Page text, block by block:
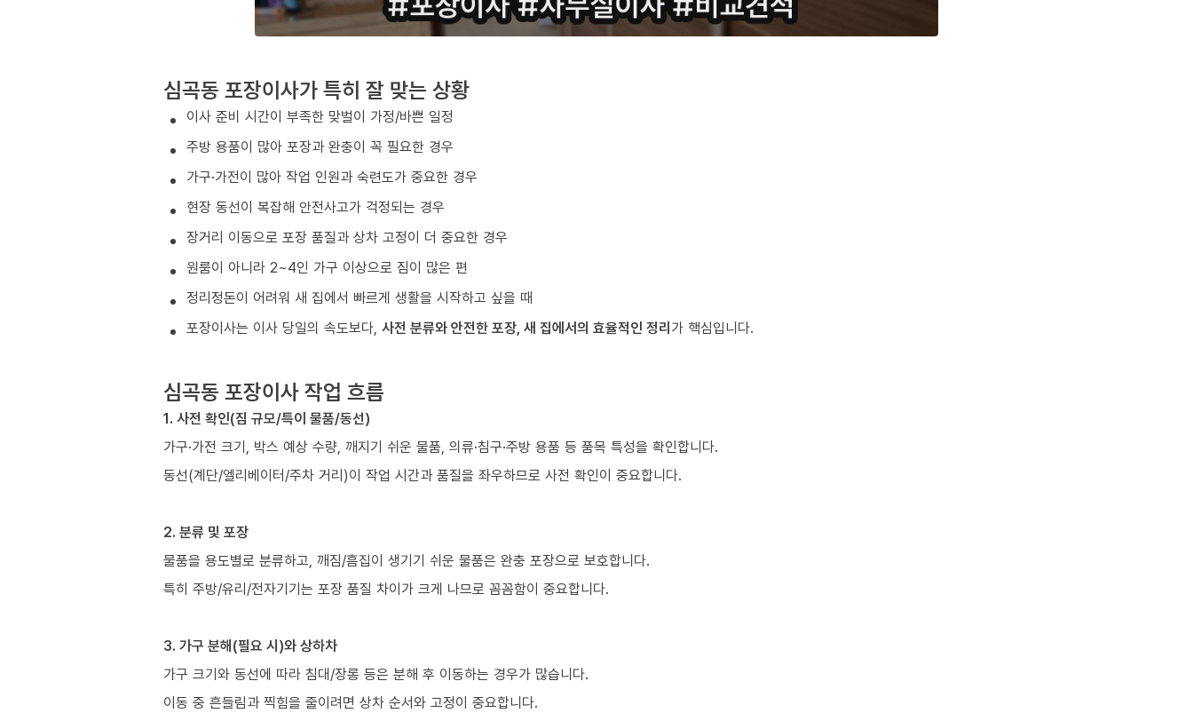
심곡동 포장이사가 특히 잘 맞는 상황
이사 준비 시간이 부족한 맞벌이 가정/바쁜 일정
주방 용품이 많아 포장과 완충이 꼭 필요한 경우
가구·가전이 많아 작업 인원과 숙련도가 중요한 경우
현장 동선이 복잡해 안전사고가 걱정되는 경우
장거리 이동으로 포장 품질과 상차 고정이 더 중요한 경우
원룸이 아니라 2~4인 가구 이상으로 짐이 많은 편
정리정돈이 어려워 새 집에서 빠르게 생활을 시작하고 싶을 때
포장이사는 이사 당일의 속도보다, 사전 분류와 안전한 포장, 새 집에서의 효율적인 정리가 핵심입니다.
심곡동 포장이사 작업 흐름
1. 사전 확인(짐 규모/특이 물품/동선)
가구·가전 크기, 박스 예상 수량, 깨지기 쉬운 물품, 의류·침구·주방 용품 등 품목 특성을 확인합니다.
동선(계단/엘리베이터/주차 거리)이 작업 시간과 품질을 좌우하므로 사전 확인이 중요합니다.
2. 분류 및 포장
물품을 용도별로 분류하고, 깨짐/흠집이 생기기 쉬운 물품은 완충 포장으로 보호합니다.
특히 주방/유리/전자기기는 포장 품질 차이가 크게 나므로 꼼꼼함이 중요합니다.
3. 가구 분해(필요 시)와 상하차
가구 크기와 동선에 따라 침대/장롱 등은 분해 후 이동하는 경우가 많습니다.
이동 중 흔들림과 찍힘을 줄이려면 상차 순서와 고정이 중요합니다.